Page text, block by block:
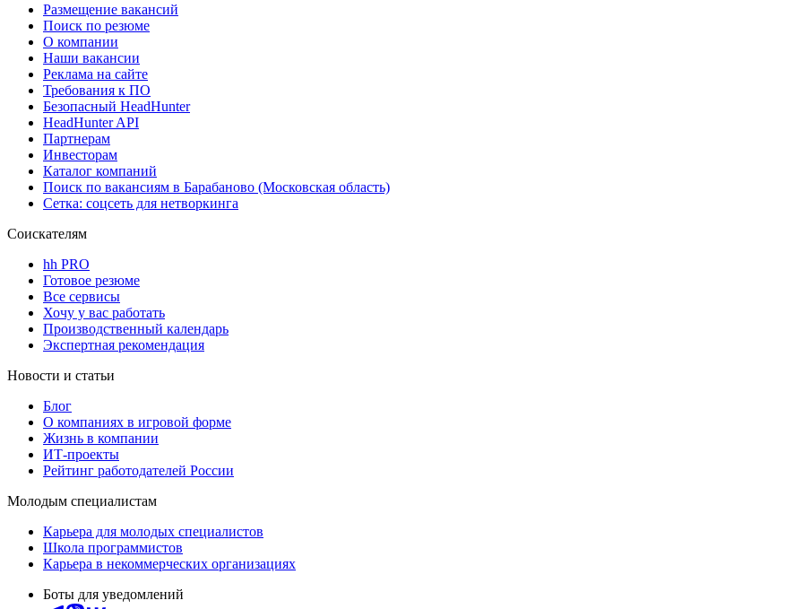
Размещение вакансий
Поиск по резюме
О компании
Наши вакансии
Реклама на сайте
Требования к ПО
Безопасный HeadHunter
HeadHunter API
Партнерам
Инвесторам
Каталог компаний
Поиск по вакансиям в Барабаново (Московская область)
Сетка: соцсеть для нетворкинга
Соискателям
hh PRO
Готовое резюме
Все сервисы
Хочу у вас работать
Производственный календарь
Экспертная рекомендация
Новости и статьи
Блог
О компаниях в игровой форме
Жизнь в компании
ИТ-проекты
Рейтинг работодателей России
Молодым специалистам
Карьера для молодых специалистов
Школа программистов
Карьера в некоммерческих организациях
Боты для уведомлений